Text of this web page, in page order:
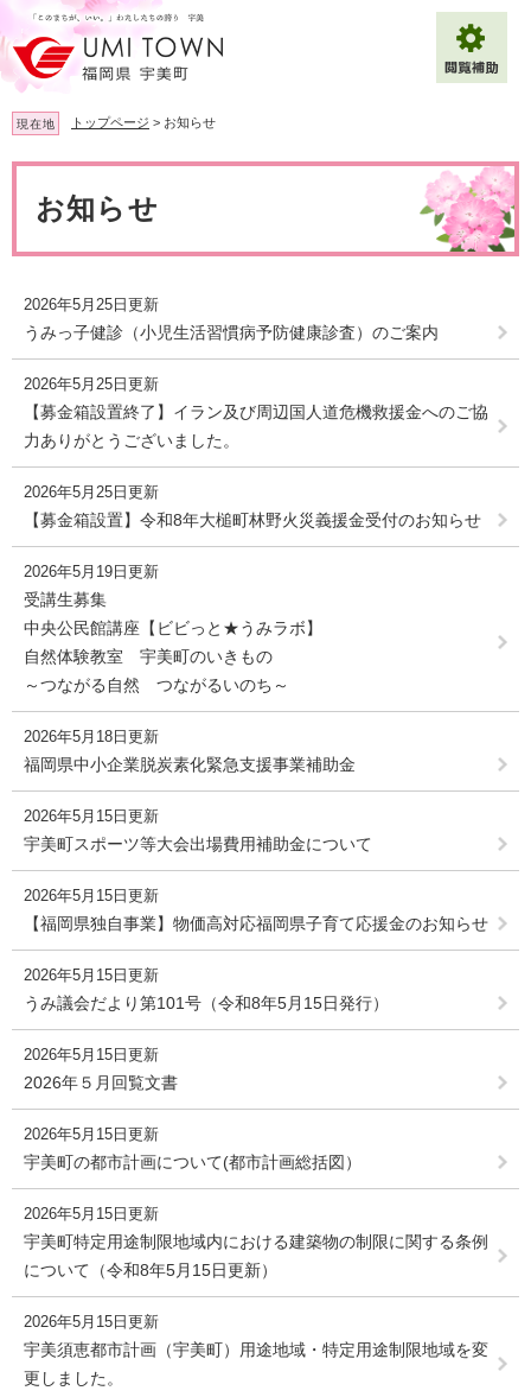
ー
ジ
の
先
頭
で
ニ
ュ
ー
を
飛
ば
文
現在地 トップページ > お知らせ
お知らせ
2026年5月25日更新
うみっ子健診（小児生活習慣病予防健康診査）のご案内
2026年5月25日更新
【募金箱設置終了】イラン及び周辺国人道危機救援金へのご協
力ありがとうございました。
2026年5月25日更新
【募金箱設置】令和8年大槌町林野火災義援金受付のお知らせ
2026年5月19日更新
受講生募集
中央公民館講座【ビビっと★うみラボ】
自然体験教室 宇美町のいきもの
～つながる自然 つながるいのち～
2026年5月18日更新
福岡県中小企業脱炭素化緊急支援事業補助金
2026年5月15日更新
宇美町スポーツ等大会出場費用補助金について
2026年5月15日更新
【福岡県独自事業】物価高対応福岡県子育て応援金のお知らせ
2026年5月15日更新
うみ議会だより第101号（令和8年5月15日発行）
2026年5月15日更新
2026年５月回覧文書
2026年5月15日更新
宇美町の都市計画について(都市計画総括図）
2026年5月15日更新
宇美町特定用途制限地域内における建築物の制限に関する条例
について（令和8年5月15日更新）
2026年5月15日更新
宇美須恵都市計画（宇美町）用途地域・特定用途制限地域を変
更しました。